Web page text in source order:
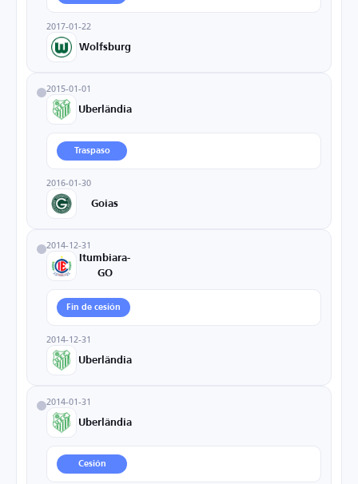
2017-01-22
Wolfsburg
2015-01-01
Uberlândia
Traspaso
2016-01-30
Goias
2014-12-31
Itumbiara-
GO
Fin de cesión
2014-12-31
Uberlândia
2014-01-31
Uberlândia
Cesión